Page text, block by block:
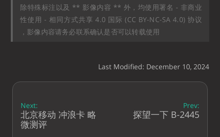
除特殊标注以及 ** 影像内容 ** 外，均使用署名 - 非商业
性使用 - 相同方式共享 4.0 国际 (CC BY-NC-SA 4.0) 协议
，影像内容请务必联系确认是否可以转载使用
Last Modified: December 10, 2024
Next:
北京移动 冲浪卡 略
微测评
Prev:
探望一下 B-2445